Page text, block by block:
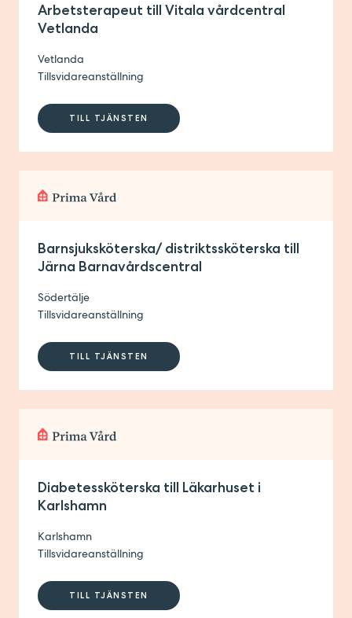
Arbetsterapeut till Vitala vårdcentral
Vetlanda
Vetlanda
Tillsvidareanställning
TILL TJÄNSTEN
Barnsjuksköterska/ distriktssköterska till
Järna Barnavårdscentral
Södertälje
Tillsvidareanställning
TILL TJÄNSTEN
Diabetessköterska till Läkarhuset i
Karlshamn
Karlshamn
Tillsvidareanställning
TILL TJÄNSTEN